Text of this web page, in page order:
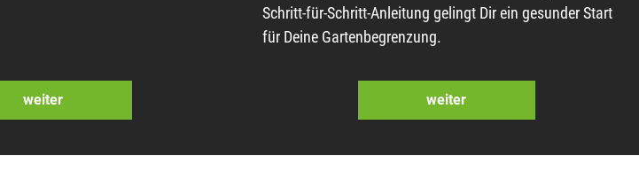
weiter
Schritt-für-Schritt-Anleitung gelingt Dir ein gesunder Start
für Deine Gartenbegrenzung.
weiter